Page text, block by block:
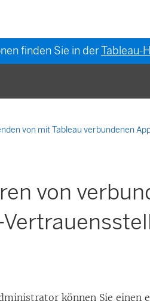
finden Sie in derTableau-
von mit Tableau verbundenen
von
können Sie einen